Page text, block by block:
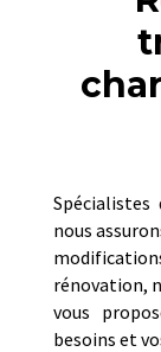
Spécialistes
nous
rénovation,
vous
besoins et